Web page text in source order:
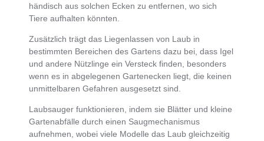
händisch aus solchen Ecken zu entfernen , wo sich
Tiere aufhalten könnten.
Zusätzlich trägt das Liegenlassen von Laub in
bestimmten Bereichen des Gartens dazu bei, dass Igel
und andere Nützlinge ein Versteck finden , besonders
wenn es in abgelegenen Gartenecken liegt, die keinen
unmittelbaren Gefahren ausgesetzt sind.
Laubsauger funktionieren, indem sie Blätter und kleine
Gartenabfälle durch einen Saugmechanismus
aufnehmen, wobei viele Modelle das Laub gleichzeitig